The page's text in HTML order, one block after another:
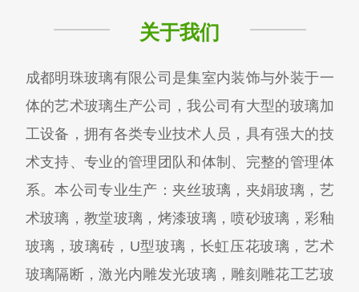
关于我们
成都明珠玻璃有限公司是集室内装饰与外装于一
体的艺术玻璃生产公司，我公司有大型的玻璃加
工设备，拥有各类专业技术人员，具有强大的技
术支持、专业的管理团队和体制、完整的管理体
系。本公司专业生产：夹丝玻璃，夹娟玻璃，艺
术玻璃，教堂玻璃，烤漆玻璃，喷砂玻璃，彩釉
玻璃，玻璃砖，U型玻璃，长虹压花玻璃，艺术
玻璃隔断，激光内雕发光玻璃，雕刻雕花工艺玻